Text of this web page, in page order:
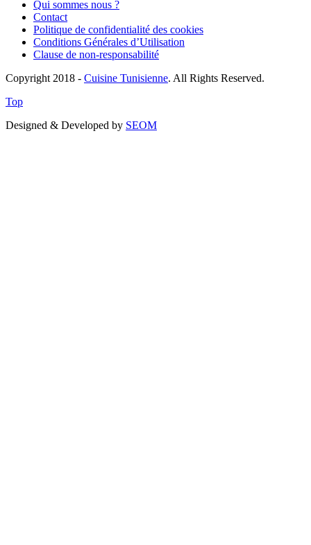
Qui sommes nous ?
Contact
Politique de confidentialité des cookies
Conditions Générales d’Utilisation
Clause de non-responsabilité
Copyright 2018 - Cuisine Tunisienne. All Rights Reserved.
Top
Designed & Developed by SEOM